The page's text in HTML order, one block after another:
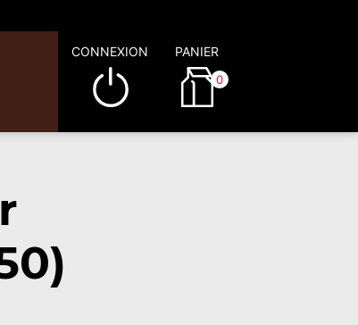
CONNEXION PANIER
0